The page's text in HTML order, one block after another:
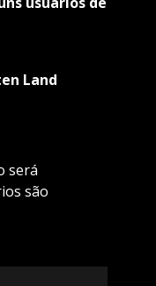
Land
será
são